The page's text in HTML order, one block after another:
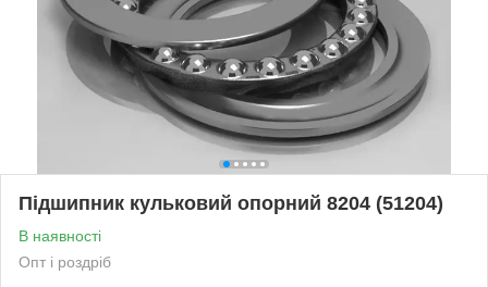
Підшипник кульковий опорний 8204 (51204)
В наявності
Опт і роздріб